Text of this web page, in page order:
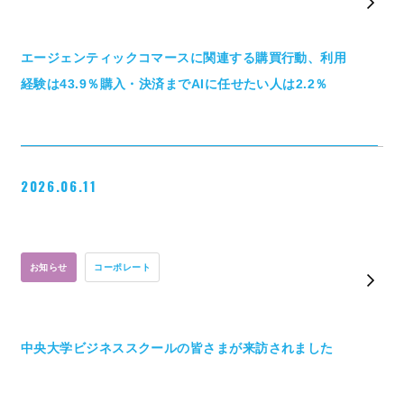
エージェンティックコマースに関連する購買行動、利用
経験は43.9％購入・決済までAIに任せたい人は2.2％
2026.06.11
お知らせ コーポレート
中央大学ビジネススクールの皆さまが来訪されました